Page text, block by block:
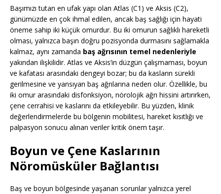
Başımızı tutan en ufak yapı olan Atlas (C1) ve Aksis (C2),
günümüzde en çok ihmal edilen, ancak baş sağlığı için hayati
öneme sahip iki küçük omurdur. Bu iki omurun sağlıklı hareketli
olması, yalnızca başın doğru pozisyonda durmasını sağlamakla
kalmaz, aynı zamanda baş ağrısının temel nedenleriyle
yakından ilişkilidir. Atlas ve Aksis’in düzgün çalışmaması, boyun
ve kafatası arasındaki dengeyi bozar; bu da kasların sürekli
gerilmesine ve yansıyan baş ağrılarına neden olur. Özellikle, bu
iki omur arasındaki disfonksiyon, nörolojik ağrı hissini artırırken,
çene cerrahisi ve kaslarını da etkileyebilir. Bu yüzden, klinik
değerlendirmelerde bu bölgenin mobilitesi, hareket kısıtlığı ve
palpasyon sonucu alınan veriler kritik önem taşır.
Boyun ve Çene Kaslarının
Nöromüsküler Bağlantısı
Baş ve boyun bölgesinde yaşanan sorunlar yalnızca yerel